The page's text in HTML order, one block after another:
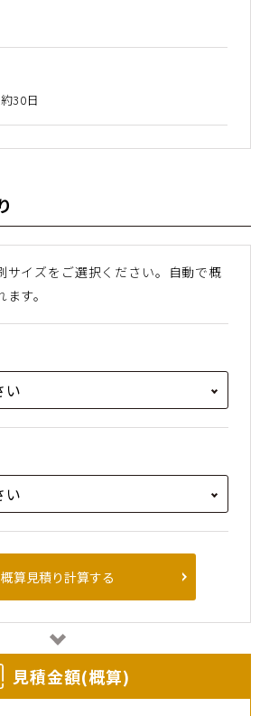
30日
イズをご選択ください。 ⾃動で概
す。
概算見積り計算する
⾒積⾦額(概算)